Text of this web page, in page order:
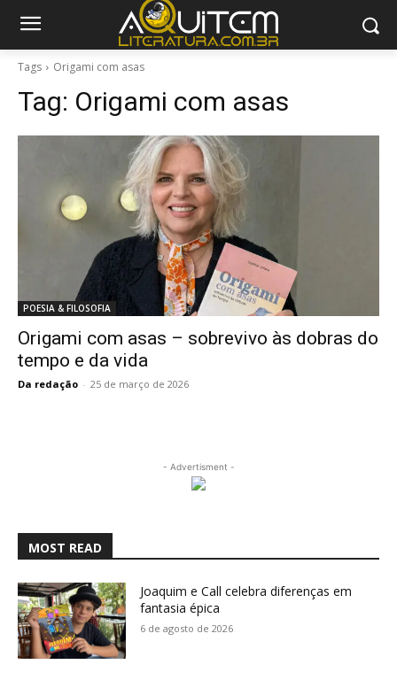
Tags Origami com asas
Tag: Origami com asas
POESIA & FILOSOFIA
Origami com asas – sobrevivo às dobras do
tempo e da vida
Da redação - 25 de março de 2026
- Advertisment -
MOST READ
Joaquim e Call celebra diferenças em
fantasia épica
6 de agosto de 2026